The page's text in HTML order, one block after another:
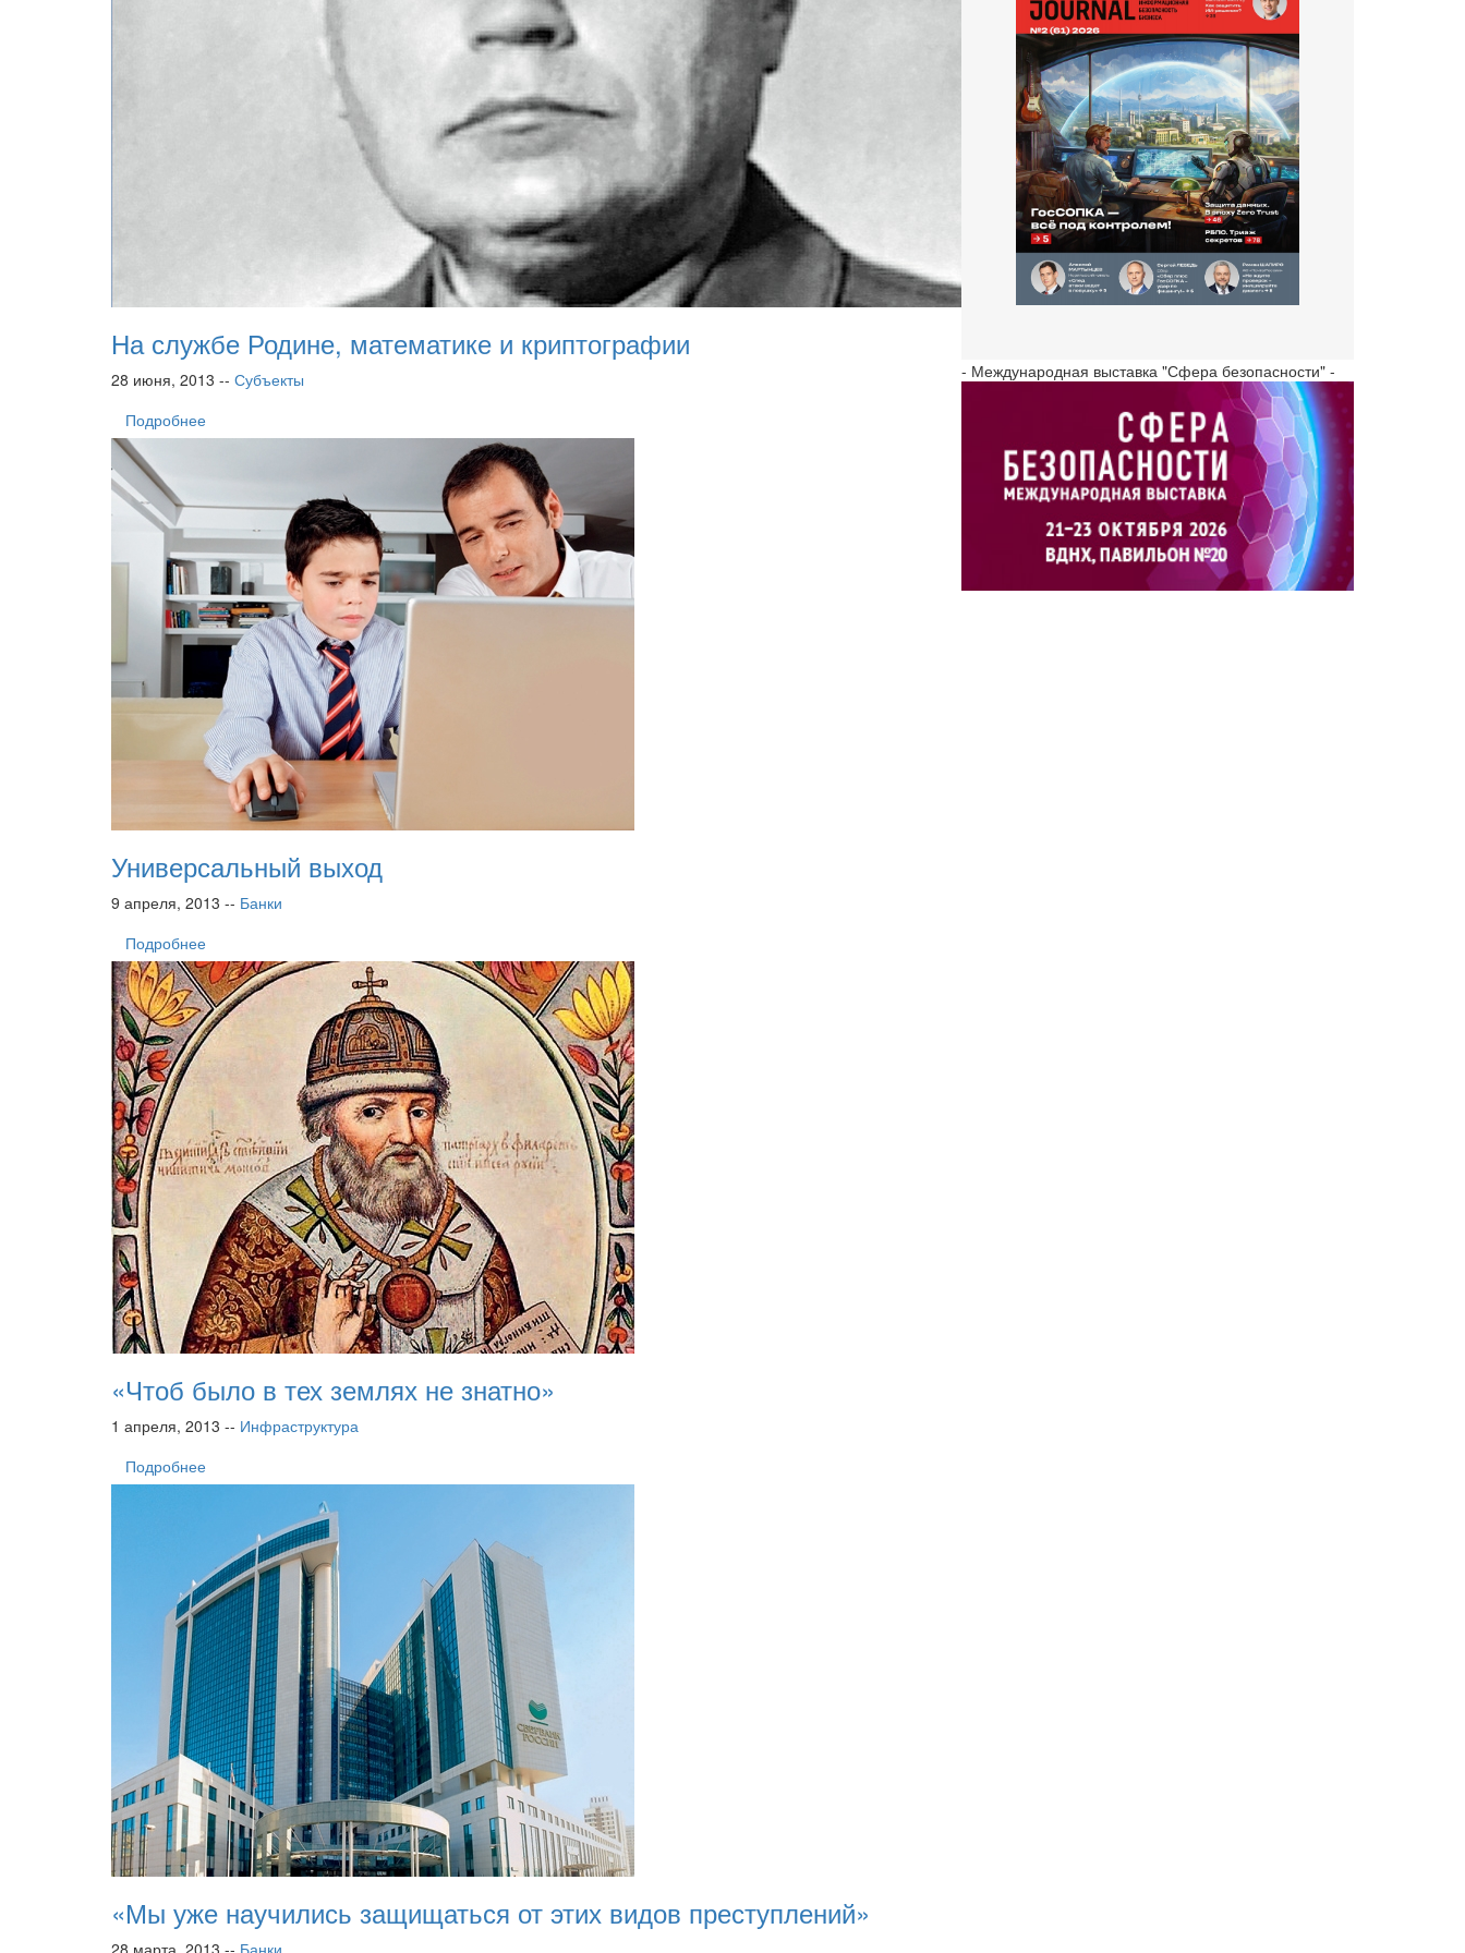
На службе Родине, математике и криптографии
28 июня, 2013 -- Субъекты
Подробнее
Универсальный выход
9 апреля, 2013 -- Банки
Подробнее
«Чтоб было в тех землях не знатно»
1 апреля, 2013 -- Инфраструктура
Подробнее
«Мы уже научились защищаться от этих видов преступлений»
28 марта, 2013 -- Банки
- Международная выставка "Сфера безопасности" -